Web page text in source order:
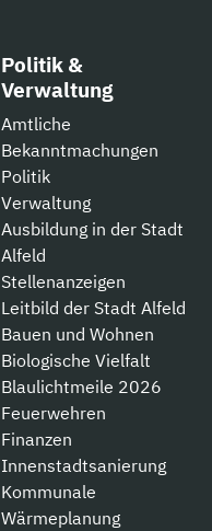
Politik &
Verwaltung
Amtliche
Bekanntmachungen
Politik
Verwaltung
Ausbildung in der Stadt
Alfeld
Stellenanzeigen
Leitbild der Stadt Alfeld
Bauen und Wohnen
Biologische Vielfalt
Blaulichtmeile 2026
Feuerwehren
Finanzen
Innenstadtsanierung
Kommunale
Wärmeplanung